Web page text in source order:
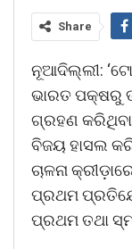
Share
ନୂଆଦିଲ୍ଲୀ:
ଭାରତ ପକ୍ଷରୁ
ଗ୍ରହଣ କରିଥିବା
ବିଜୟ ହାସଲ
ଚାଳନା
ପ୍ରଥମ
ପ୍ରଥମ ତଥା